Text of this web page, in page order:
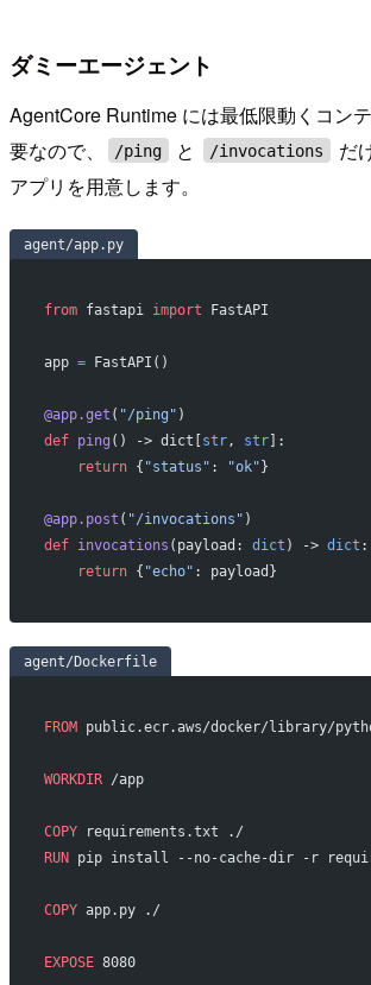
ダミーエージェント
AgentCore Runtime には最低限動くコン
要なので、
/ping と /invocations
だ
アプリを用意します。
agent/app.py
from fastapi import FastAPI
app = FastAPI()
@app.get ( "/ping" )
def ping () -> dict[str, str]:
    return
{ "status" : "ok"}
@app.post ( "/invocations" )
def invocations (payload: dict ) -> dict :
    return
{ "echo" : payload}
agent/Dockerfile
FROM public.ecr.aws/docker/library/
WORKDIR /app
COPY requirements.txt ./
RUN pip install --no-cache-dir -r
COPY app.py ./
EXPOSE 8080